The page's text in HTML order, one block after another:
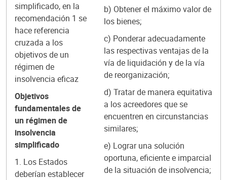
simplificado, en la
recomendación 1 se
hace referencia
cruzada a los
objetivos de un
régimen de
insolvencia eficaz
Objetivos
fundamentales de
un régimen de
insolvencia
simplificado
1. Los Estados
deberían establecer
b) Obtener el máximo valor de
los bienes;
c) Ponderar adecuadamente
las respectivas ventajas de la
vía de liquidación y de la vía
de reorganización;
d) Tratar de manera equitativa
a los acreedores que se
encuentren en circunstancias
similares;
e) Lograr una solución
oportuna, eficiente e imparcial
de la situación de insolvencia;